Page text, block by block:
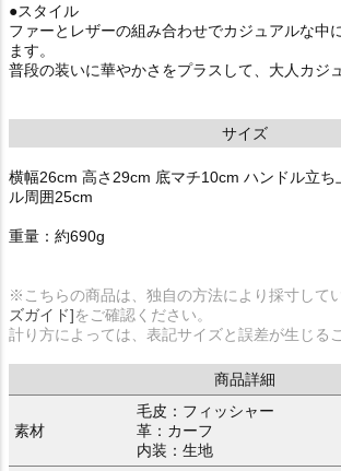
●スタイル
ファーとレザーの組み合わせでカジュアルな中
ます。
普段の装いに華やかさをプラスして、大人カジ
サイズ
横幅26cm 高さ29cm 底マチ10cm ハンドル立ち
ル周囲25cm
重量：約690g
※こちらの商品は、独自の方法により採寸して
ズガイド]をご確認ください。
計り方によっては、表記サイズと誤差が生じる
商品詳細
素材
毛皮：フィッシャー
革：カーフ
内装：生地